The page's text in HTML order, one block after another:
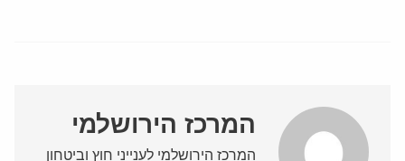
המרכז הירושלמי
המרכז הירושלמי לענייני חוץ וביטחון